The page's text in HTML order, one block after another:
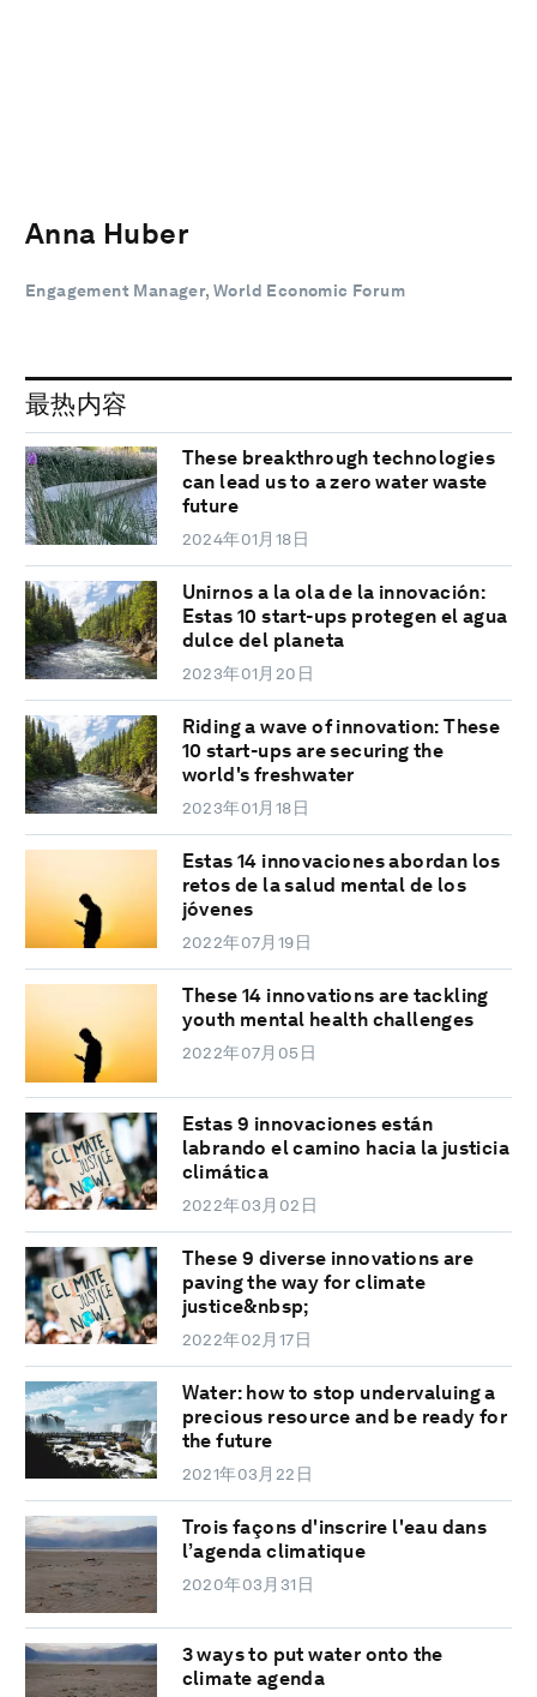
Anna Huber
Engagement Manager, World Economic Forum
最热内容
These breakthrough technologies
can lead us to a zero water waste
future
2024年01月18日
Unirnos a la ola de la innovación:
Estas 10 start-ups protegen el agua
dulce del planeta
2023年01月20日
Riding a wave of innovation: These
10 start-ups are securing the
world's freshwater
2023年01月18日
Estas 14 innovaciones abordan los
retos de la salud mental de los
jóvenes
2022年07月19日
These 14 innovations are tackling
youth mental health challenges
2022年07月05日
Estas 9 innovaciones están
labrando el camino hacia la justicia
climática
2022年03月02日
These 9 diverse innovations are
paving the way for climate
justice&nbsp;
2022年02月17日
Water: how to stop undervaluing a
precious resource and be ready for
the future
2021年03月22日
Trois façons d'inscrire l'eau dans
l’agenda climatique
2020年03月31日
3 ways to put water onto the
climate agenda